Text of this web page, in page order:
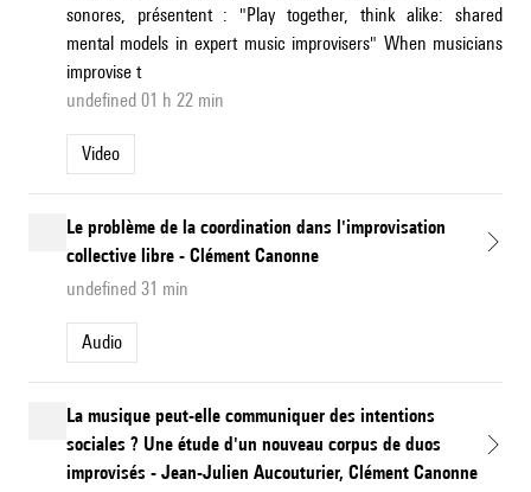
sonores, présentent : "Play together, think alike: shared
mental models in expert music improvisers" When musicians
improvise t
undefined 01 h 22 min
Video
Le problème de la coordination dans l'improvisation
collective libre - Clément Canonne
undefined 31 min
Audio
La musique peut-elle communiquer des intentions
sociales ? Une étude d'un nouveau corpus de duos
improvisés - Jean-Julien Aucouturier, Clément Canonne